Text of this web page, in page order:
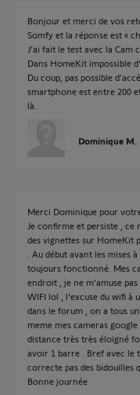
Bonjour et merci de vos
Somfy et la réponse est «
J’ai fait le test avec la
Dans HomeKit impossible
Du coup, pas possible
smartphone est entre 200
là.
Dominique M.
Merci Dominique pour
Je confirme et persiste , ce
des vignettes sur HomeKit
. Au début avant les mises
toujours fonctionné. Mes
endroit , je ne m'amuse
WIFI lol , l'excuse du wifi à
dans le forum , on a tous
meme mes cameras
distance très très éloigné
avoir 1 barre . Bref avec le
correcte pas des bidouilles
Bonne journée